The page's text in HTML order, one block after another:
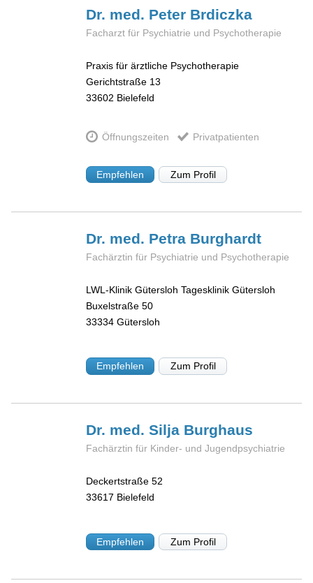
Dr. med. Peter Brdiczka
Facharzt für Psychiatrie und Psychotherapie
Praxis für ärztliche Psychotherapie
Gerichtstraße 13
33602 Bielefeld
Öffnungszeiten Privatpatienten
Empfehlen Zum Profil
Dr. med. Petra Burghardt
Fachärztin für Psychiatrie und Psychotherapie
LWL-Klinik Gütersloh Tagesklinik Gütersloh
Buxelstraße 50
33334 Gütersloh
Empfehlen Zum Profil
Dr. med. Silja Burghaus
Fachärztin für Kinder- und Jugendpsychiatrie
Deckertstraße 52
33617 Bielefeld
Empfehlen Zum Profil